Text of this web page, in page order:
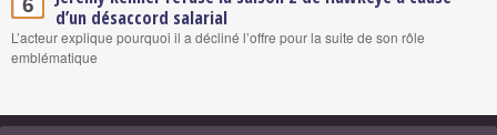
d’un désaccord salarial
L’acteur explique pourquoi il a décliné l’offre pour la suite de son rôle
emblématique